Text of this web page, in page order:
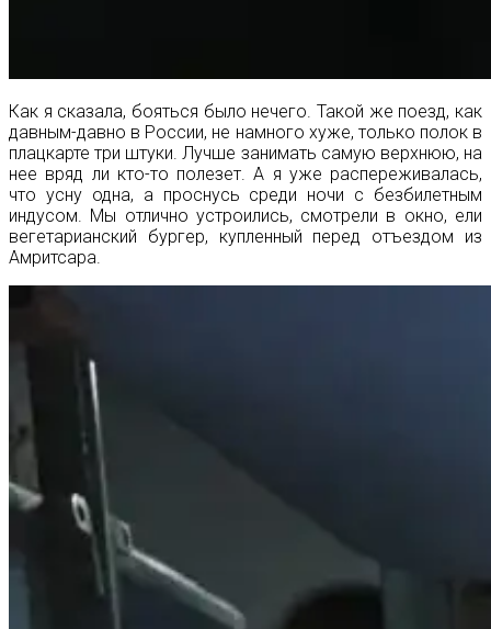
Как я сказала, бояться было нечего. Такой же поезд, как
давным-давно в России, не намного хуже, только полок в
плацкарте три штуки. Лучше занимать самую верхнюю, на
нее вряд ли кто-то полезет. А я уже распереживалась,
что усну одна, а проснусь среди ночи с безбилетным
индусом. Мы отлично устроились, смотрели в окно, ели
вегетарианский бургер, купленный перед отъездом из
Амритсара.